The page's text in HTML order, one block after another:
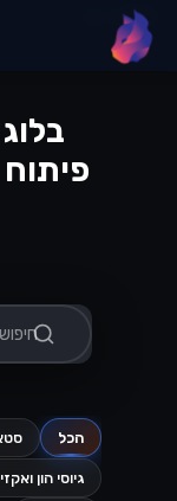
דף הבית
הכל
גיוסי הון